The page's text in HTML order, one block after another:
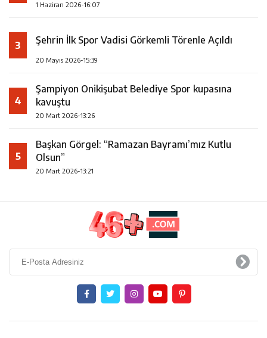
1 Haziran 2026-16:07
3 Şehrin İlk Spor Vadisi Görkemli Törenle Açıldı
20 Mayıs 2026-15:39
4
Şampiyon Onikişubat Belediye Spor kupasına
kavuştu
20 Mart 2026-13:26
5
Başkan Görgel: “Ramazan Bayramı’mız Kutlu
Olsun”
20 Mart 2026-13:21